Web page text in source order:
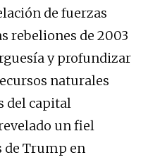
de fuerzas
rebeliones de 2003
y profundizar
naturales
del capital
un fiel
de Trump en